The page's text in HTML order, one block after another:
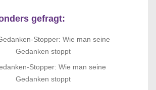
gefragt:
Stopper: Wie man seine
Gedanken stoppt